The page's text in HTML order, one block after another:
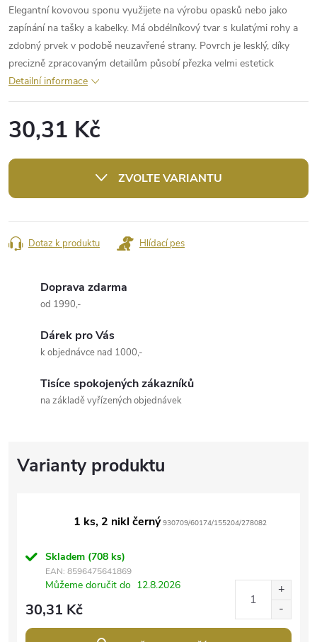
Elegantní kovovou sponu využijete na výrobu opasků nebo jako
zapínání na tašky a kabelky. Má obdélníkový tvar s kulatými rohy a
zdobný prvek v podobě neuzavřené strany. Povrch je lesklý, díky
precizně zpracovaným detailům působí přezka velmi estetick
Detailní informace
30,31 Kč
cena:
ZVOLTE VARIANTU
Dotaz k produktu Hlídací pes
Doprava zdarma
od 1990,-
Dárek pro Vás
k objednávce nad 1000,-
Tisíce spokojených zákazníků
na základě vyřízených objednávek
1 ks, 2 nikl černý930709/60174/155204/278082
Skladem (708 ks)
EAN: 8596475641869
Můžeme doručit do 12.8.2026
30,31 Kč